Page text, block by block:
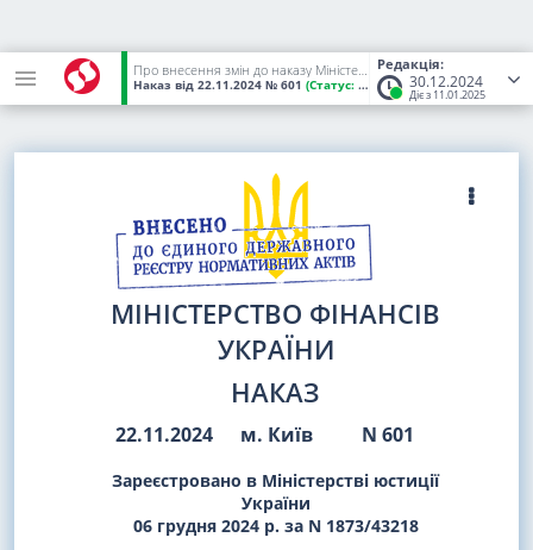
Редакція:
30.12.2024
Діє з 11.01.2025
Про внесення змін до наказу Міністерства фінансів України від 21 січня 2016 року N 13
Наказ від 22.11.2024 № 601 (Статус:
МІНІСТЕРСТВО ФІНАНСІВ
УКРАЇНИ
НАКАЗ
22.11.2024 м. Київ N 601
Зареєстровано в Міністерстві юстиції
України
06 грудня 2024 р. за N 1873/43218